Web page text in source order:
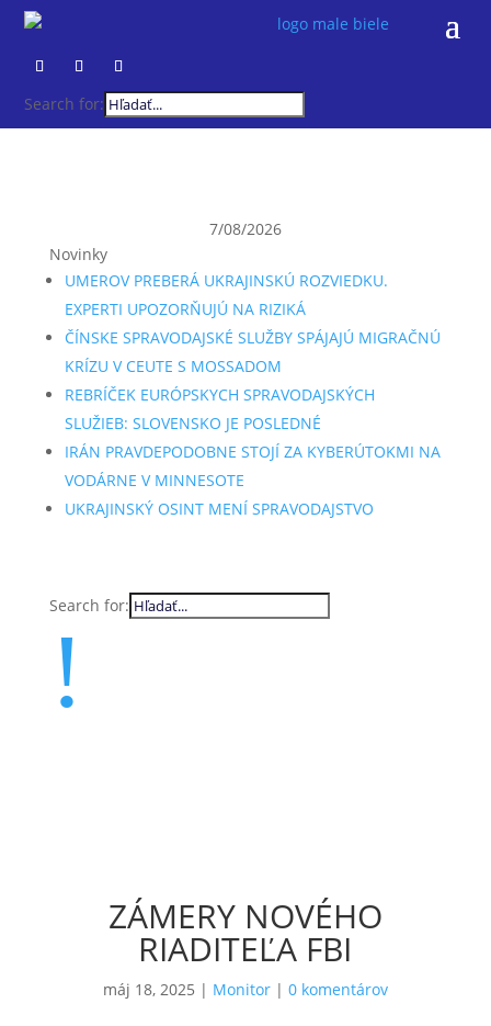
Search for:
7/08/2026
Novinky
UMEROV PREBERÁ UKRAJINSKÚ ROZVIEDKU.
EXPERTI UPOZORŇUJÚ NA RIZIKÁ
ČÍNSKE SPRAVODAJSKÉ SLUŽBY SPÁJAJÚ MIGRAČNÚ
KRÍZU V CEUTE S MOSSADOM
REBRÍČEK EURÓPSKYCH SPRAVODAJSKÝCH
SLUŽIEB: SLOVENSKO JE POSLEDNÉ
IRÁN PRAVDEPODOBNE STOJÍ ZA KYBERÚTOKMI NA
VODÁRNE V MINNESOTE
UKRAJINSKÝ OSINT MENÍ SPRAVODAJSTVO
Search for:
!
ZÁMERY NOVÉHO
RIADITEĽA FBI
máj 18, 2025 | Monitor| 0 komentárov